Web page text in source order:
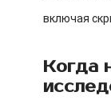
включая
Когда